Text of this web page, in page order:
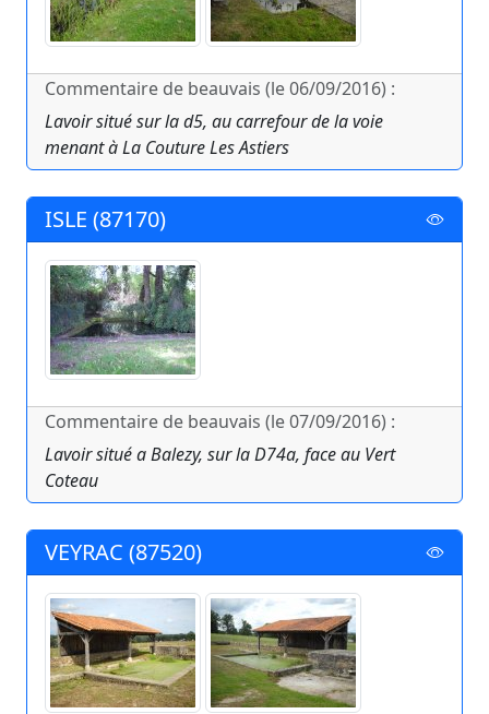
Commentaire de beauvais (le 06/09/2016) :
Lavoir situé sur la d5, au carrefour de la voie
menant à La Couture Les Astiers
ISLE (87170)
Commentaire de beauvais (le 07/09/2016) :
Lavoir situé a Balezy, sur la D74a, face au Vert
Coteau
VEYRAC (87520)